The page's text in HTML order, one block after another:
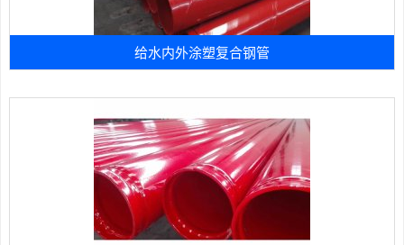
给水内外涂塑复合钢管